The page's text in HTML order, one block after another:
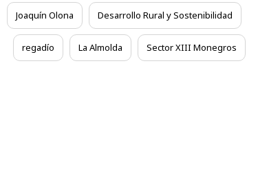
Joaquín Olona Desarrollo Rural y Sostenibilidad
regadío La Almolda Sector XIII Monegros